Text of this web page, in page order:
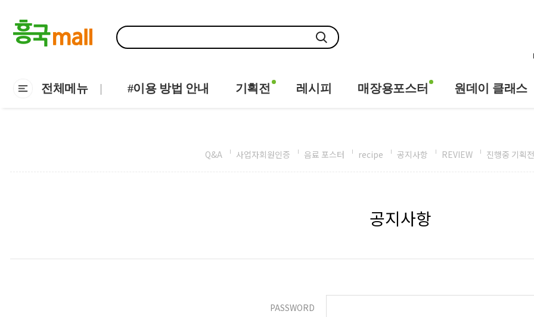
전체메뉴 #이용 방법 안내 기획전 레시피 매장용포스터 원데이 클래스
Q&A 사업자회원인증 음료 포스터 recipe 공지사항 REVIEW 진행중 기획전
공지사항
PASSWORD